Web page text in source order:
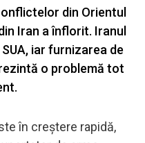
din Orientul
Iran a înflorit. Iranul
iar furnizarea de
o problemă tot
în creștere rapidă,